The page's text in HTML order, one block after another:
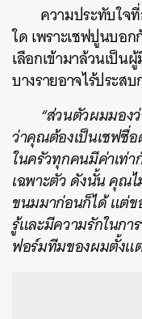
ความประทับใจ
ใด เพราะเชฟปูนบอ
เลือกเข้ามาล้วนเป็น
บางรายอาจไร้ประส
“ส่วนตัวผมมอง
ว่าคุณต้องเป็นเชฟชื่อ
ในครัวทุกคนมีค่าเท่
เฉพาะตัว ดังนั้น คุณ
ขนมมาก่อนก็ได้ แต่
รู้และมีความรักในก
ฟอร์มทีมของผมตั้งแ